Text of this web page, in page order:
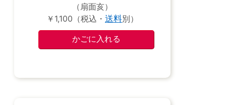
（扇面亥）
￥1,100（税込・ 送料別）